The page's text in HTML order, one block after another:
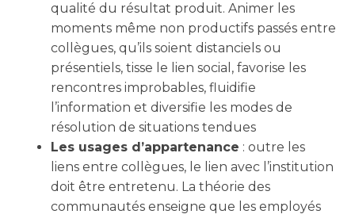
qualité du résultat produit. Animer les
moments même non productifs passés entre
collègues, qu’ils soient distanciels ou
présentiels, tisse le lien social, favorise les
rencontres improbables, fluidifie
l’information et diversifie les modes de
résolution de situations tendues
Les usages d’appartenance : outre les
liens entre collègues, le lien avec l’institution
doit être entretenu. La théorie des
communautés enseigne que les employés